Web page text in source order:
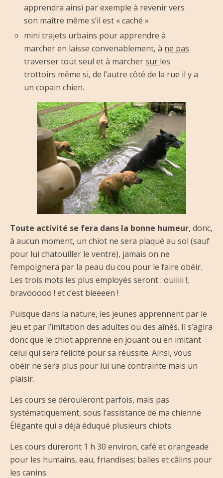
apprendra ainsi par exemple à revenir vers
son maître même s’il est « caché »
mini trajets urbains pour apprendre à
marcher en laisse convenablement, à ne pas
traverser tout seul et à marchersur les
trottoirs même si, de l’autre côté de la rue il y a
un copain chien.
Toute activité se fera dans la bonne humeur, donc,
à aucun moment, un chiot ne sera plaqué au sol (sauf
pour lui chatouiller le ventre), jamais on ne
l’empoignera par la peau du cou pour le faire obéir.
Les trois mots les plus employés seront : ouiiiii !,
bravooooo ! et c’est bieeeen !
Puisque dans la nature, les jeunes apprennent par le
jeu et par l’imitation des adultes ou des aînés. Il s’agira
donc que le chiot apprenne en jouant ou en imitant
celui qui sera félicité pour sa réussite. Ainsi, vous
obéir ne sera plus pour lui une contrainte mais un
plaisir.
Les cours se dérouleront parfois, mais pas
systématiquement, sous l’assistance de ma chienne
Élégante qui a déjà éduqué plusieurs chiots.
Les cours dureront 1 h 30 environ, café et orangeade
pour les humains, eau, friandises; balles et câlins pour
les canins.